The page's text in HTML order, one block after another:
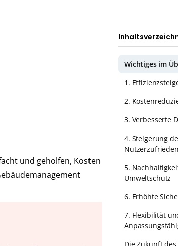
Wichtiges im
1.
2.
3. Verbesserte
4. Steigerung
5.
Umweltschutz
6. Erhöhte
7. Flexibilität
und geholfen, Kosten